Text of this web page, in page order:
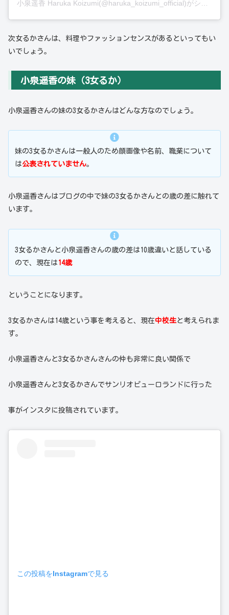
次女るかさんは、料理やファッションセンスがあるといってもい
いでしょう。
小泉遥香の妹（3女るか）
小泉遥香さんの妹の3女るかさんはどんな方なのでしょう。
妹の3女るかさんは一般人のため顔画像や名前、職業について
は公表されていません。
小泉遥香さんはブログの中で妹の3女るかさんとの歳の差に触れて
います。
3女るかさんと小泉遥香さんの歳の差は10歳違いと話している
ので、現在は 14歳
ということになります。
3女るかさんは14歳という事を考えると、現在中校生と考えられま
す。
小泉遥香さんと3女るかさんさんの仲も非常に良い関係で
小泉遥香さんと3女るかさんでサンリオピューロランドに行った
事がインスタに投稿されています。
この投稿をInstagramで見る